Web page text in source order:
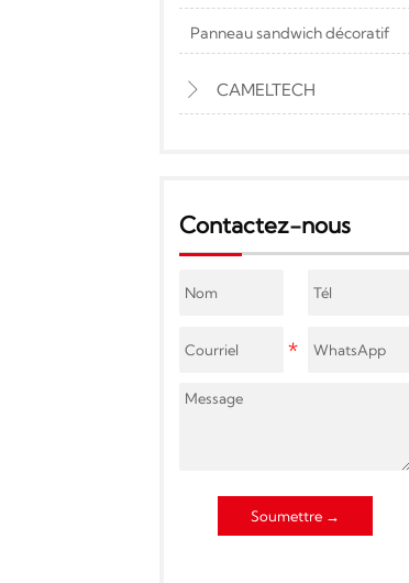
Panneau sandwich décoratif
 CAMELTECH
Contactez-nous
Soumettre →